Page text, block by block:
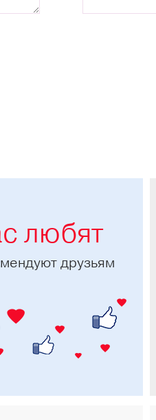
любят
друзьям